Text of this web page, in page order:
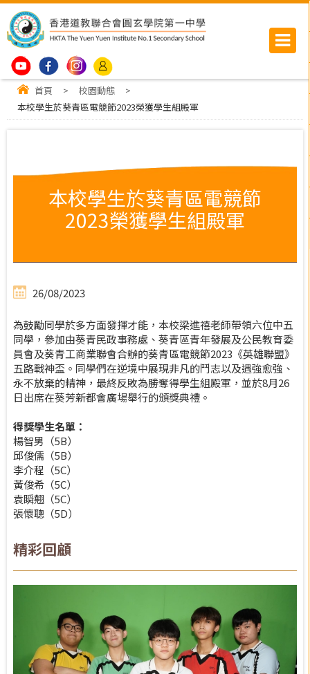
首頁 > 校園動態
>
本校學生於葵青區電競節2023榮獲學生組殿軍
本校學生於葵青區電競節
2023榮獲學生組殿軍
26/08/2023
為鼓勵同學於多方面發揮才能，本校梁進禧老師帶領六位中五
同學，參加由葵青民政事務處、葵青區青年發展及公民教育委
員會及葵青工商業聯會合辦的葵青區電競節2023《英雄聯盟》
五路戰神盃。同學們在逆境中展現非凡的鬥志以及遇強愈強、
永不放棄的精神，最終反敗為勝奪得學生組殿軍，並於8月26
日出席在葵芳新都會廣場舉行的頒獎典禮。
得獎學生名單：
楊智男（5B）
邱俊儒（5B）
李介程（5C）
黃俊希（5C）
袁瞬翹（5C）
張懷聰（5D）
精彩回顧